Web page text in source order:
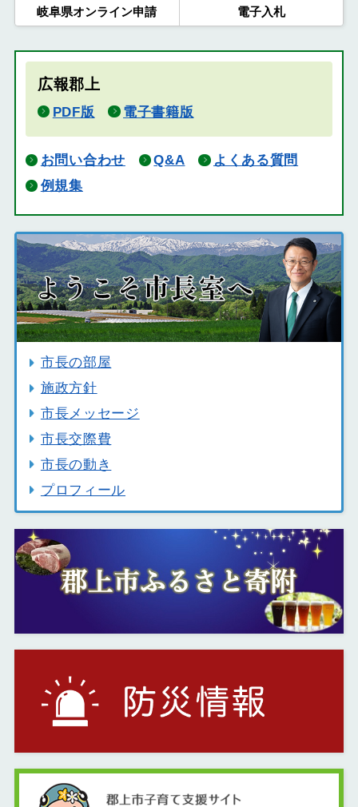
岐阜県オンライン申請 電子入札
広報郡上
PDF版 電子書籍版
お問い合わせ Q&A
よくある質問
例規集
市長の部屋
施政方針
市長メッセージ
市長交際費
市長の動き
プロフィール